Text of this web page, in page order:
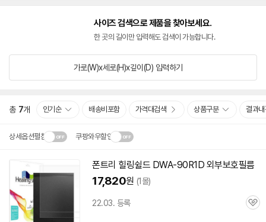
사이즈 검색으로 제품을 찾아보세요.
한 곳의 길이만 입력해도 검색이 가능합니다.
가로(W)x세로(H)x깊이(D) 입력하기
총 7개 인기순 배송비포함 가격대검색 상품구분 결과
상세옵션펼침 쿠팡와우할인
배송·설치비가 달라집니다.
기
폰트리 힐링쉴드 DWA-90R1D 외부보호필름
17,820원 (1몰)
22.03. 등록
관